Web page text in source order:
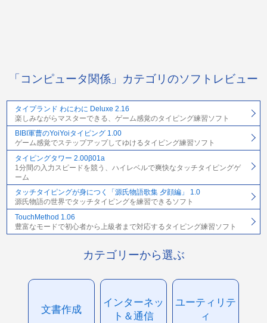
「コンピュータ関係」カテゴリのソフトレビュー
タイプランド わにわに Deluxe 2.16
楽しみながらマスターできる、ゲーム感覚のタイピング練習ソフト
BIBI軍曹のYoiYoiタイピング 1.00
ゲーム感覚でステップアップしてゆけるタイピング練習ソフト
タイピングタワー 2.00β01a
1分間の入力スピードを競う、ハイレベルで爽快なタッチタイピングゲ
ーム
タッチタイピングが身につく「源氏物語歌集 夕顔編」 1.0
源氏物語の世界でタッチタイピングを練習できるソフト
TouchMethod 1.06
豊富なモードで初心者から上級者まで対応するタイピング練習ソフト
カテゴリーから選ぶ
文書作成
インターネッ
ト＆通信
ユーティリテ
ィ